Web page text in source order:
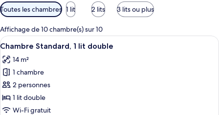
Filtres
disponibles
pour
les
chambres
Toutes les chambres 1 lit 2 lits 3 lits ou plus
Affichage de 10 chambre(s) sur 10
Afficher
toutes
les
photos
pour
ce
type
Un lit bien fait, avec du linge de lit
10
Chambre Standard, 1 lit double
14 m²
1 chambre
2 personnes
1 lit double
Wi-Fi gratuit